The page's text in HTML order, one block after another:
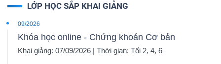
LỚP HỌC SẮP KHAI GIẢNG
09/2026
Khóa học online - Chứng khoán Cơ bản
Khai giảng: 07/09/2026 | Thời gian: Tối 2, 4, 6